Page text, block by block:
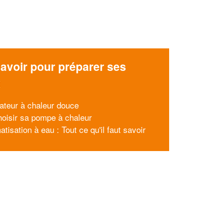
pour préparer ses
à chaleur douce
sa pompe à chaleur
à eau : Tout ce qu'il faut savoir